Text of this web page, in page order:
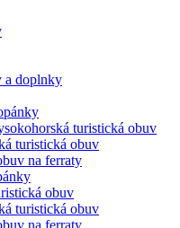
a doplnky
turistická obuv
turistická obuv
na ferraty
obuv
turistická obuv
na ferraty